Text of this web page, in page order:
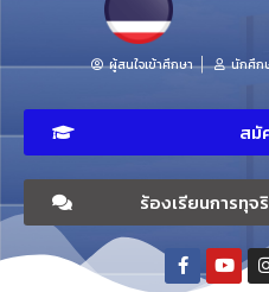
ผู้สนใจเข้าศึกษา นักศึก
สมั
ร้องเรียนการทุ